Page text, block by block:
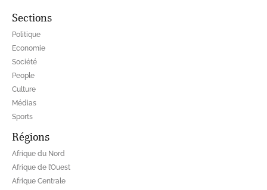
Sections
Politique
Economie
Société
People
Culture
Médias
Sports
Régions
Afrique du Nord
Afrique de l’Ouest
Afrique Centrale